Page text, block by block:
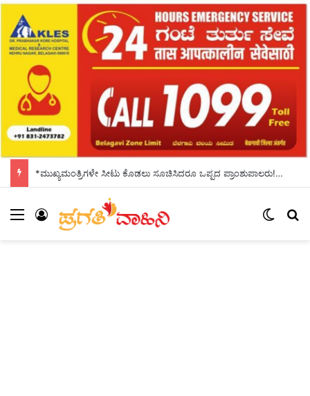
*ಮುಖ್ಯಮಂತ್ರಿಗಳೇ ಸೀಟು ಕೊಡಲು ಸೂಚಿಸಿದರೂ ಒಪ್ಪದ ಪ್ರಾಂಶುಪಾಲರು!ಶಾಲಾದಿನಗಳನ್ನು ಸ್ಮರಿಸಿದ ಸಿಎಂ*
Menu Log In